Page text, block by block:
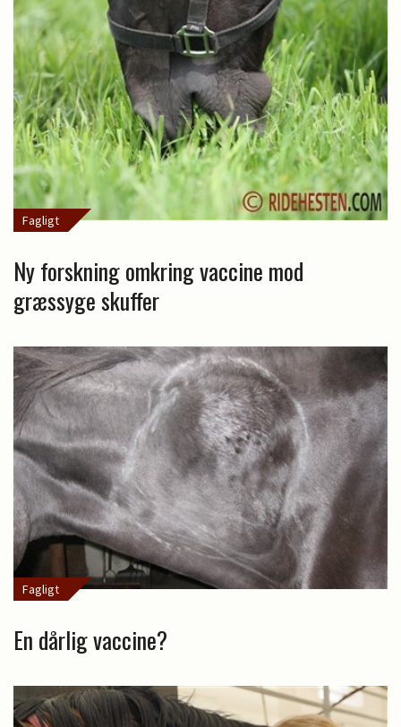
Fagligt
Ny forskning omkring vaccine mod
græssyge skuffer
Fagligt
En dårlig vaccine?